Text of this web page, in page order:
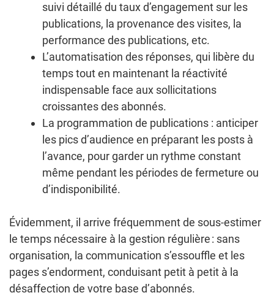
suivi détaillé du taux d’engagement sur les
publications, la provenance des visites, la
performance des publications, etc.
L’automatisation des réponses, qui libère du
temps tout en maintenant la réactivité
indispensable face aux sollicitations
croissantes des abonnés.
La programmation de publications : anticiper
les pics d’audience en préparant les posts à
l’avance, pour garder un rythme constant
même pendant les périodes de fermeture ou
d’indisponibilité.
Évidemment, il arrive fréquemment de sous-estimer
le temps nécessaire à la gestion régulière : sans
organisation, la communication s’essouffle et les
pages s’endorment, conduisant petit à petit à la
désaffection de votre base d’abonnés.